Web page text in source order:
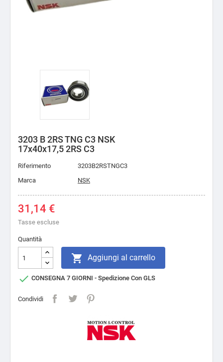
3203 B 2RS TNG C3 NSK
17x40x17,5 2RS C3
Riferimento
3203B2RSTNGC3
Marca
NSK
31,14 €
Tasse escluse
Quantità
 Aggiungi al carrello
 CONSEGNA 7 GIORNI - Spedizione Con GLS
Condividi